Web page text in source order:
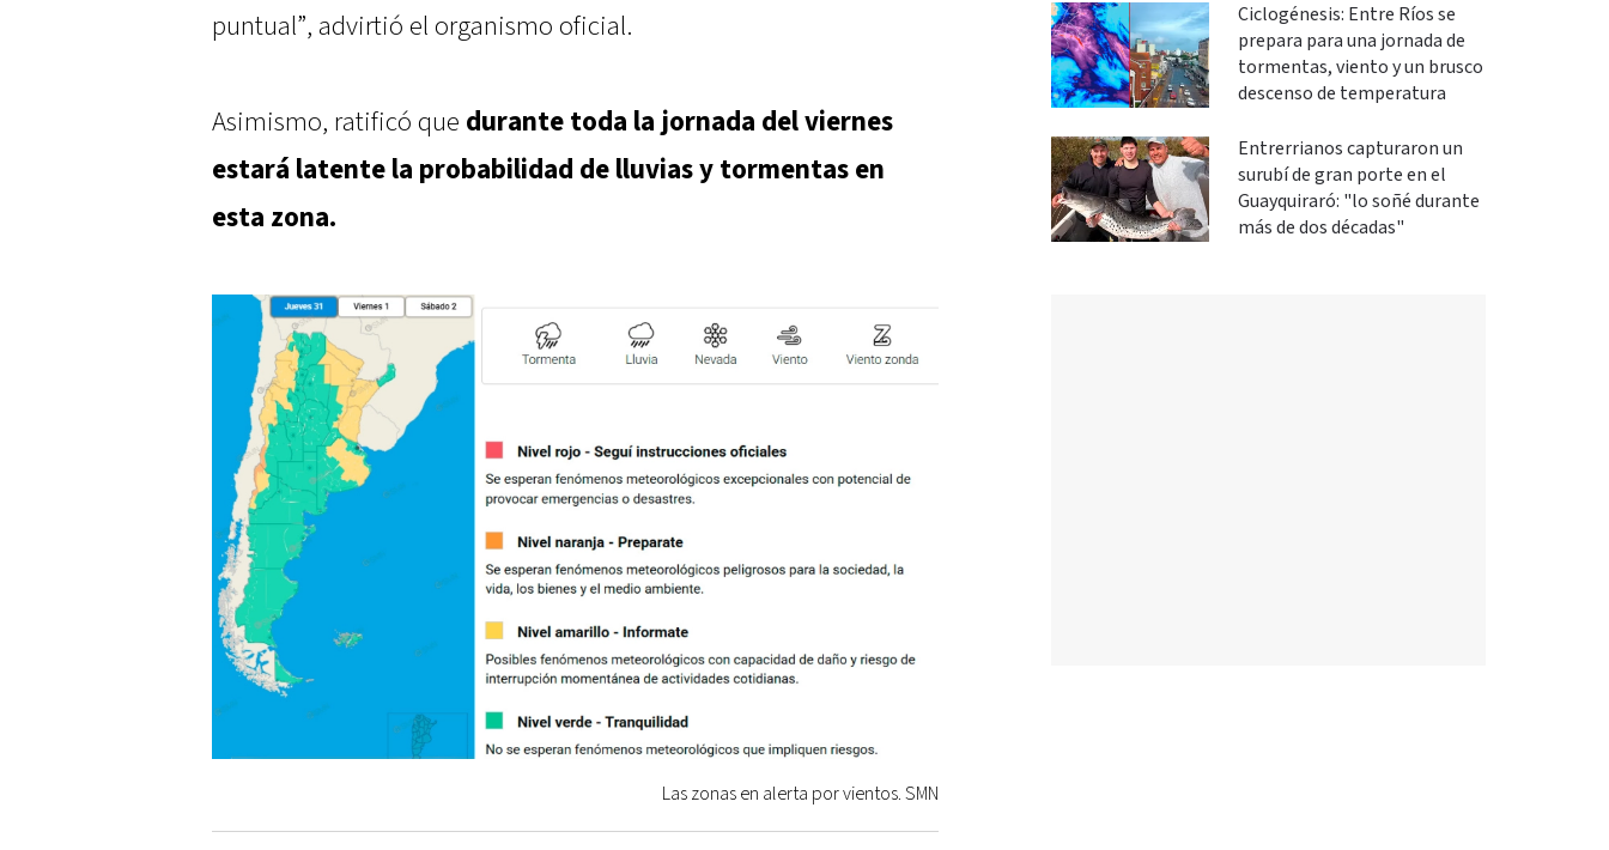
puntual”, advirtió el organismo oficial.
Asimismo, ratificó que durante toda la jornada del viernes
estará latente la probabilidad de lluvias y tormentas en
esta zona.
Las zonas en alerta por vientos. SMN
Ciclogénesis: Entre Ríos se
prepara para una jornada de
tormentas, viento y un brusco
descenso de temperatura
Entrerrianos capturaron un
surubí de gran porte en el
Guayquiraró: "lo soñé durante
más de dos décadas"